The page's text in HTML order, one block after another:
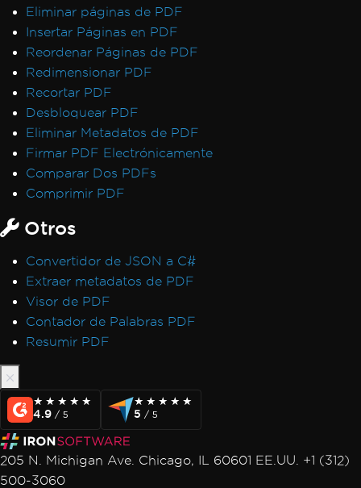
Eliminar páginas de PDF
Insertar Páginas en PDF
Reordenar Páginas de PDF
Redimensionar PDF
Recortar PDF
Desbloquear PDF
Eliminar Metadatos de PDF
Firmar PDF Electrónicamente
Comparar Dos PDFs
Comprimir PDF
Otros
Convertidor de JSON a C#
Extraer metadatos de PDF
Visor de PDF
Contador de Palabras PDF
Resumir PDF
★★★★★
★★★★★
4.9 / 5
★★★★★
★★★★★
5 / 5
205 N. Michigan Ave. Chicago, IL 60601 EE.UU. +1 (312)
500-3060